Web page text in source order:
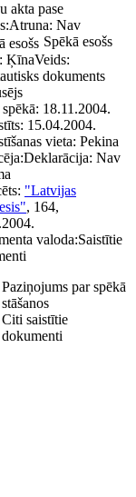
akta pase
esošs Spēkā esošs
ĶīnaVeids:
dokuments
18.11.2004.
15.04.2004.
vieta: Pekina
Atruna: Nav
Deklarācija: Nav
"Latvijas
, 164,
valoda:Saistītie
Paziņojums par spēkā
stāšanos
Citi saistītie
dokumenti